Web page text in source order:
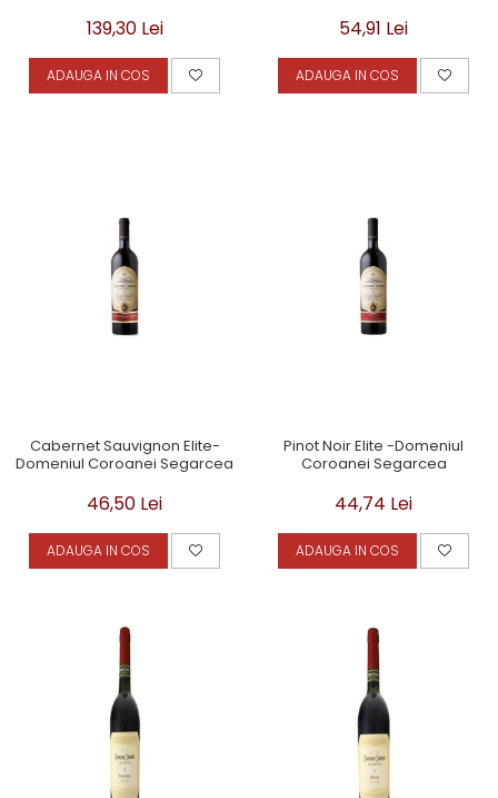
139,30 Lei
ADAUGA IN COS
54,91 Lei
ADAUGA IN COS
Cabernet Sauvignon Elite-
Domeniul Coroanei Segarcea
46,50 Lei
ADAUGA IN COS
Pinot Noir Elite -Domeniul
Coroanei Segarcea
44,74 Lei
ADAUGA IN COS